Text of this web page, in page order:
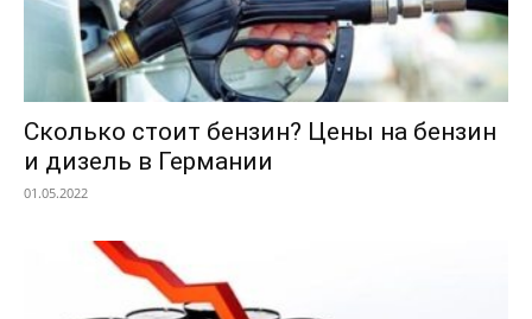
Сколько стоит бензин? Цены на бензин
и дизель в Германии
01.05.2022